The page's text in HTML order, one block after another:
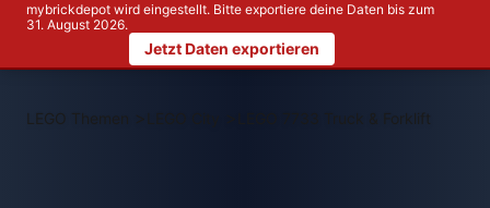
mybrickdepot wird eingestellt. Bitte exportiere deine Daten bis zum
31. August 2026.
Jetzt Daten exportieren
LEGO Themen > LEGO 7733 Truck & Forklift